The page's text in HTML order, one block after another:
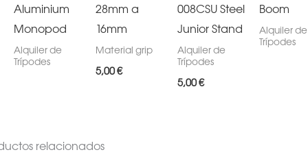
Aluminium
Monopod
Alquiler de
Trípodes
28mm a
16mm
Material grip
5,00€
008CSU Steel
Junior Stand
Alquiler de
Trípodes
5,00€
Boom
Alquiler de
Trípodes
relacionados